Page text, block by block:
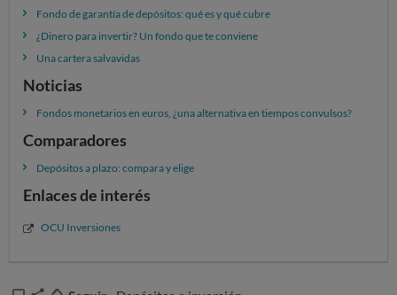
Fondo de garantía de depósitos: qué es y qué cubre
¿Dinero para invertir? Un fondo que te conviene
Una cartera salvavidas
Noticias
Fondos monetarios en euros, ¿una alternativa en tiempos convulsos?
Comparadores
Depósitos a plazo: compara y elige
Enlaces de interés
OCU Inversiones